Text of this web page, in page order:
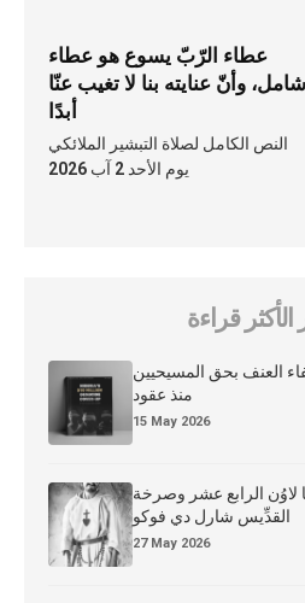
عطاء الرّبّ يسوع هو عطاء
شامل، وأنّ عنايته بنا لا تغيب عنّا
أبدًا
النص الكامل لصلاة التبشير الملائكي
يوم الأحد 2 آب 2026
الأكثر قراءة
العنف بحق المسيحيين
منذ عقود
15 May 2026
لاوُن الرابع عشر وصرخة
القدِّيس شارل دي فوكو
27 May 2026